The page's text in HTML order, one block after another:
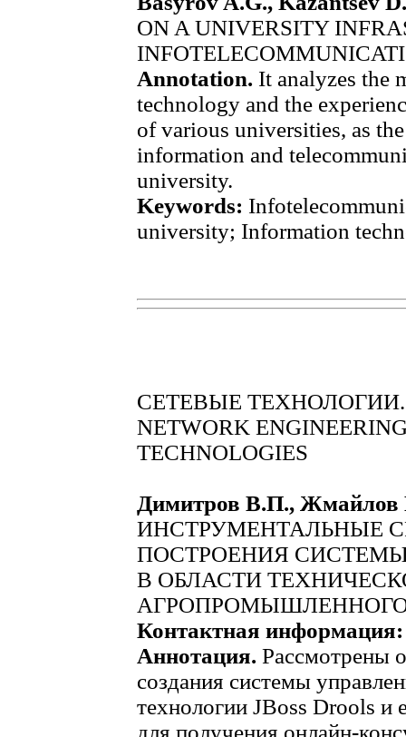
ON A UNIVERSITY
Annotation. It analyzes the
technology and the
of various universities, as
information and
university.
Keywords:
university; Information
СЕТЕВЫЕ
NETWORK
TECHNOLOGIES
Димитров В.П., Жмайлов
ИНСТРУМЕНТАЛЬНЫЕ
ПОСТРОЕНИЯ
В ОБЛАСТИ
Контактная информация:
Аннотация. Рассмотрены
создания системы
технологии JBoss Drools и
для получения онлайн-